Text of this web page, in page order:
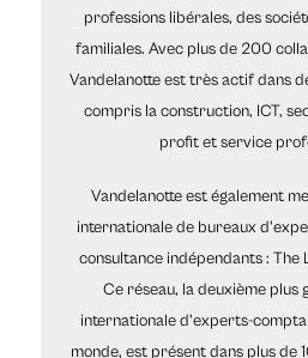
professions libérales, des
familiales. Avec plus de 200
Vandelanotte est très actif dans
compris la construction, ICT,
profit et service
Vandelanotte est également
internationale de bureaux
consultance indépendants : The
Ce réseau, la deuxième plus
internationale d'experts-
monde, est présent dans plus de